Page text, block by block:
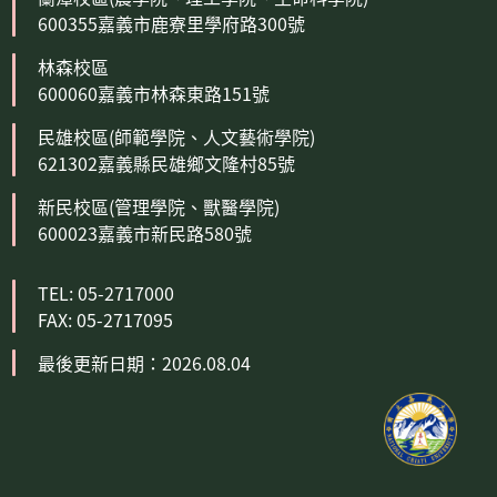
600355嘉義市鹿寮里學府路300號
林森校區
600060嘉義市林森東路151號
民雄校區(師範學院、人文藝術學院)
621302嘉義縣民雄鄉文隆村85號
新民校區(管理學院、獸醫學院)
600023嘉義市新民路580號
TEL: 05-2717000
FAX: 05-2717095
最後更新日期：2026.08.04